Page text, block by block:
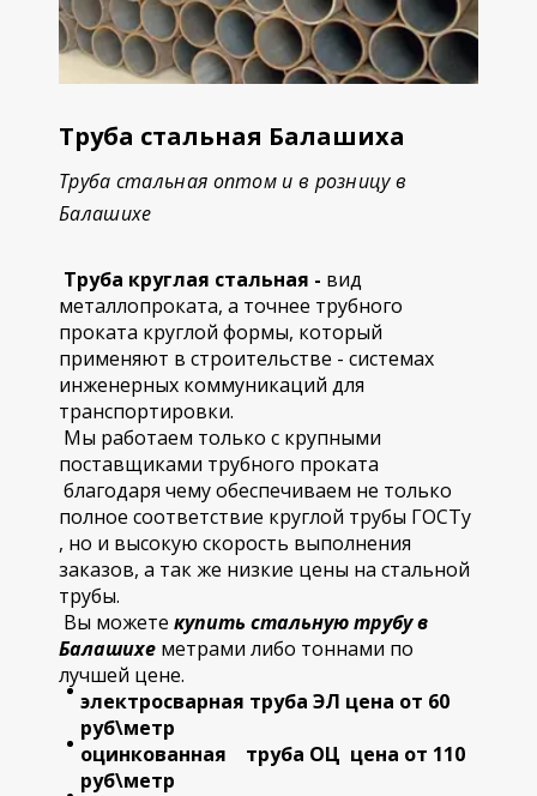
Труба стальная Балашиха
Труба стальная оптом и в розницу в
Балашихе
Труба круглая стальная - вид
металлопроката, а точнее трубного
проката круглой формы, который
применяют в строительстве - системах
инженерных коммуникаций для
транспортировки.
Мы работаем только с крупными
поставщиками трубного проката
благодаря чему обеспечиваем не только
полное соответствие круглой трубы ГОСТу
, но и высокую скорость выполнения
заказов, а так же низкие цены на стальной
трубы.
Вы можете купить стальную трубу в
Балашихе метрами либо тоннами по
лучшей цене.
электросварная труба ЭЛ цена от 60
руб\метр
оцинкованная труба ОЦ цена от 110
руб\метр